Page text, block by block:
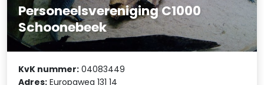
Personeelsvereniging C1000
Schoonebeek
KvK nummer: 04083449
Adres: Europaweg 131 14